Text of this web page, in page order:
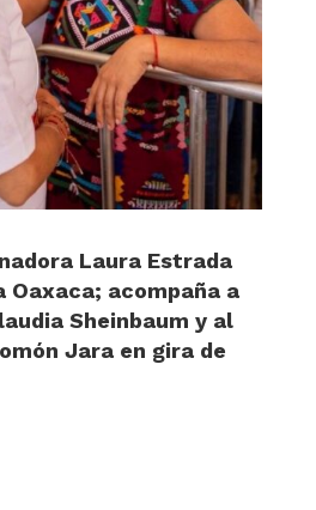
Laura Estrada
Oaxaca; acompaña a
Sheinbaum y al
Jara en gira de